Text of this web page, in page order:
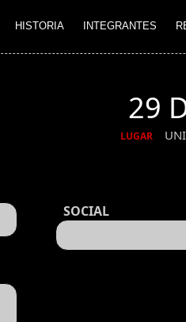
HISTORIA INTEGRANTES
29
LUGAR
SOCIAL